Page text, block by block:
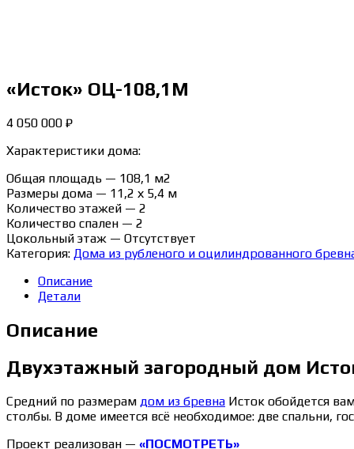
«Исток» ОЦ-108,1М
4 050 000 ₽
Характеристики дома:
Общая площадь — 108,1 м2
Размеры дома — 11,2 х 5,4 м
Количество этажей — 2
Количество спален — 2
Цокольный этаж — Отсутствует
Категория: Дома из рубленого и оцилиндрованного
Описание
Детали
Описание
Двухэтажный загородный дом
Средний по размерам дом из бревна Исток обойдется
столбы. В доме имеется всё необходимое: две спальни,
Проект реализован — «ПОСМОТРЕТЬ»